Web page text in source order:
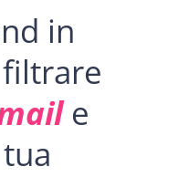
in
e